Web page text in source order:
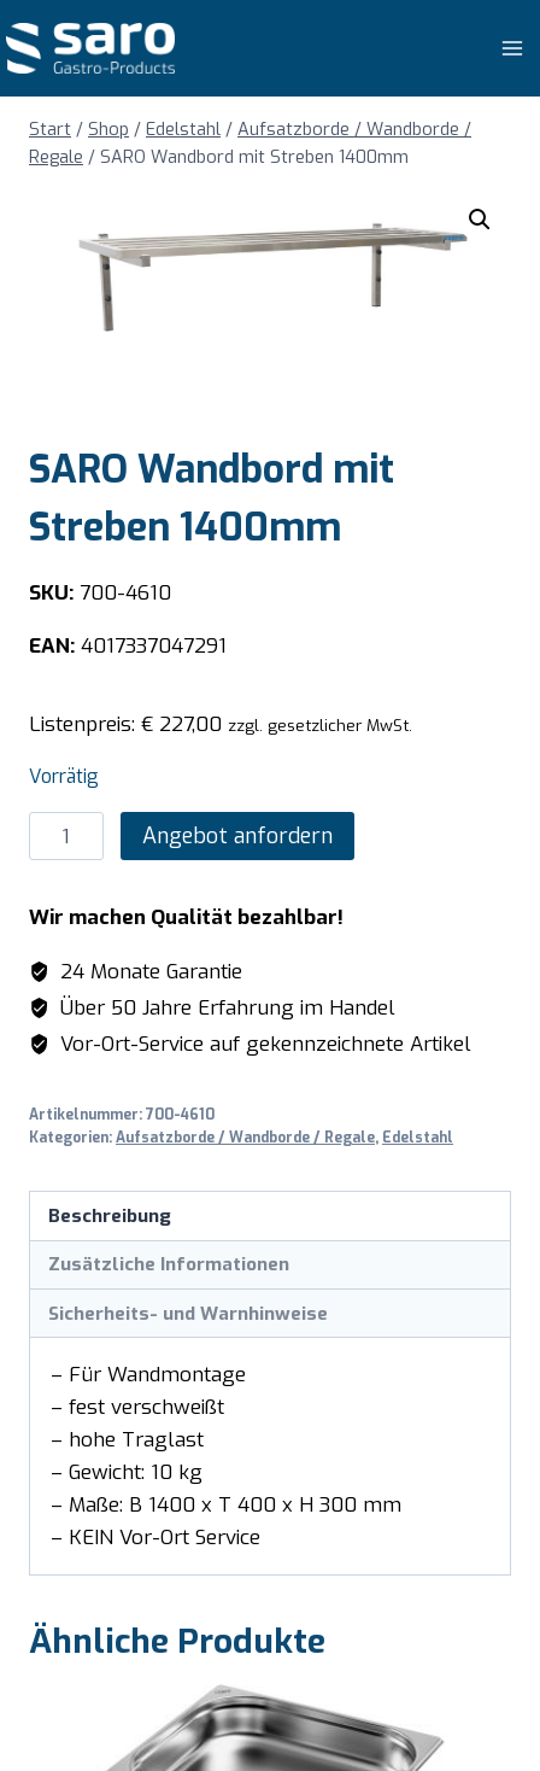
Inhalt
springen
Start / Shop / Edelstahl / Aufsatzborde / Wandborde /
Regale / SARO Wandbord mit Streben 1400mm
SARO Wandbord mit
Streben 1400mm
SKU: 700-4610
EAN: 4017337047291
Listenpreis: € 227,00 zzgl. gesetzlicher MwSt.
Vorrätig
SARO
Wandbord
Streben
1400mm
Menge
Angebot anfordern
Wir machen Qualität bezahlbar!
24 Monate Garantie
Über 50 Jahre Erfahrung im Handel
Vor-Ort-Service auf gekennzeichnete Artikel
Artikelnummer:700-4610
Kategorien:Aufsatzborde / Wandborde / Regale, Edelstahl
Beschreibung
Zusätzliche Informationen
Sicherheits- und Warnhinweise
– Für Wandmontage
– fest verschweißt
– hohe Traglast
– Gewicht: 10 kg
– Maße: B 1400 x T 400 x H 300 mm
– KEIN Vor-Ort Service
Ähnliche Produkte